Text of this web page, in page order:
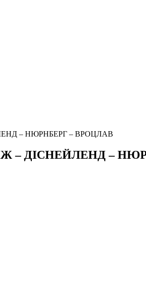
– НЮРНБЕРГ – ВРОЦЛАВ
– ДІСНЕЙЛЕНД –